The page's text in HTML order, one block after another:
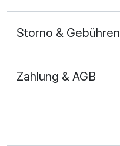
Storno & Gebühren
Zahlung & AGB